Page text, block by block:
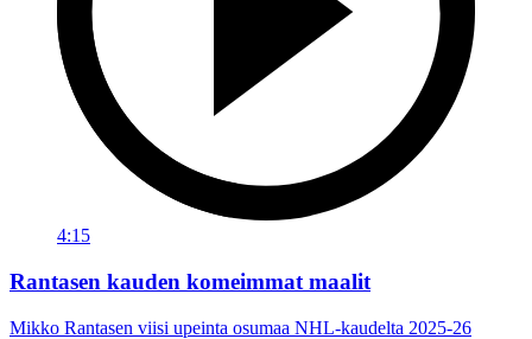
4:15
Rantasen kauden komeimmat maalit
Mikko Rantasen viisi upeinta osumaa NHL-kaudelta 2025-26